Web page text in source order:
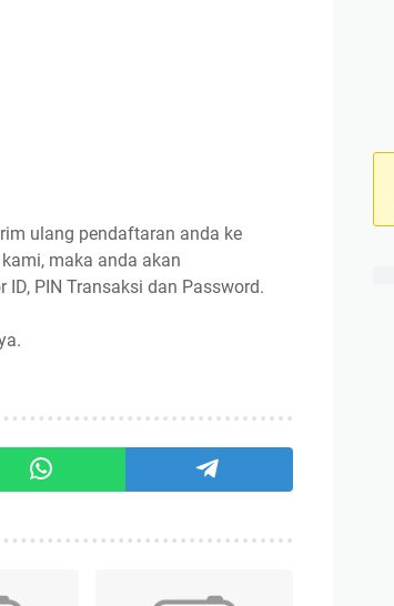
ulang pendaftaran anda ke
maka anda akan
PIN Transaksi dan Password.